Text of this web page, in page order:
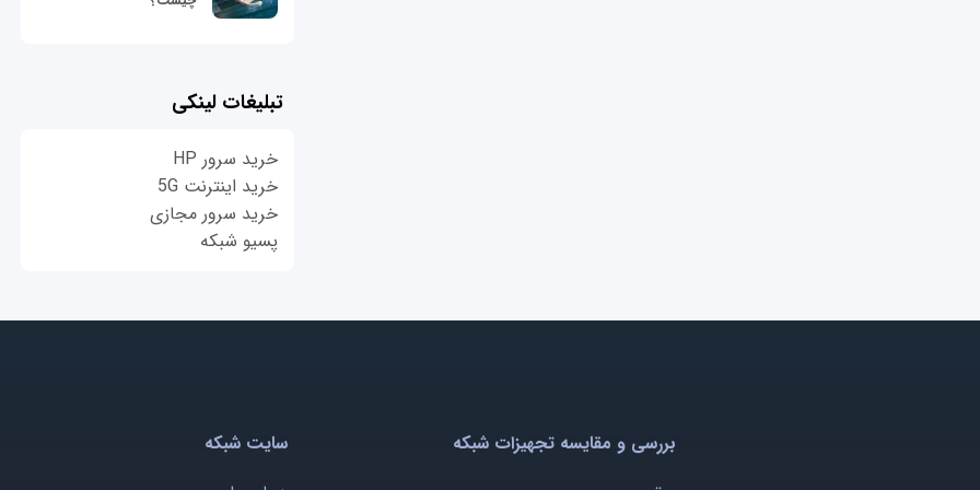
تبلیغات لینکی
خرید سرور HP
خرید اینترنت 5G
خرید سرور مجازی
پسیو شبکه
بررسی و مقایسه تجهیزات شبکه
سایت شبکه